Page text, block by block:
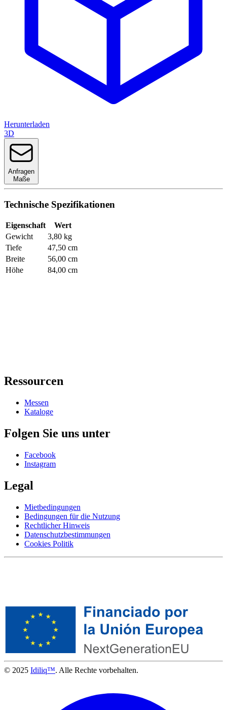
Herunterladen
3D
Anfragen
Maße
Technische Spezifikationen
Eigenschaft
Wert
Gewicht
3,80 kg
Tiefe
47,50 cm
Breite
56,00 cm
Höhe
84,00 cm
Ressourcen
Messen
Kataloge
Folgen Sie uns unter
Facebook
Instagram
Legal
Mietbedingungen
Bedingungen für die Nutzung
Rechtlicher Hinweis
Datenschutzbestimmungen
Cookies Politik
© 2025 Idiliq™. Alle Rechte vorbehalten.